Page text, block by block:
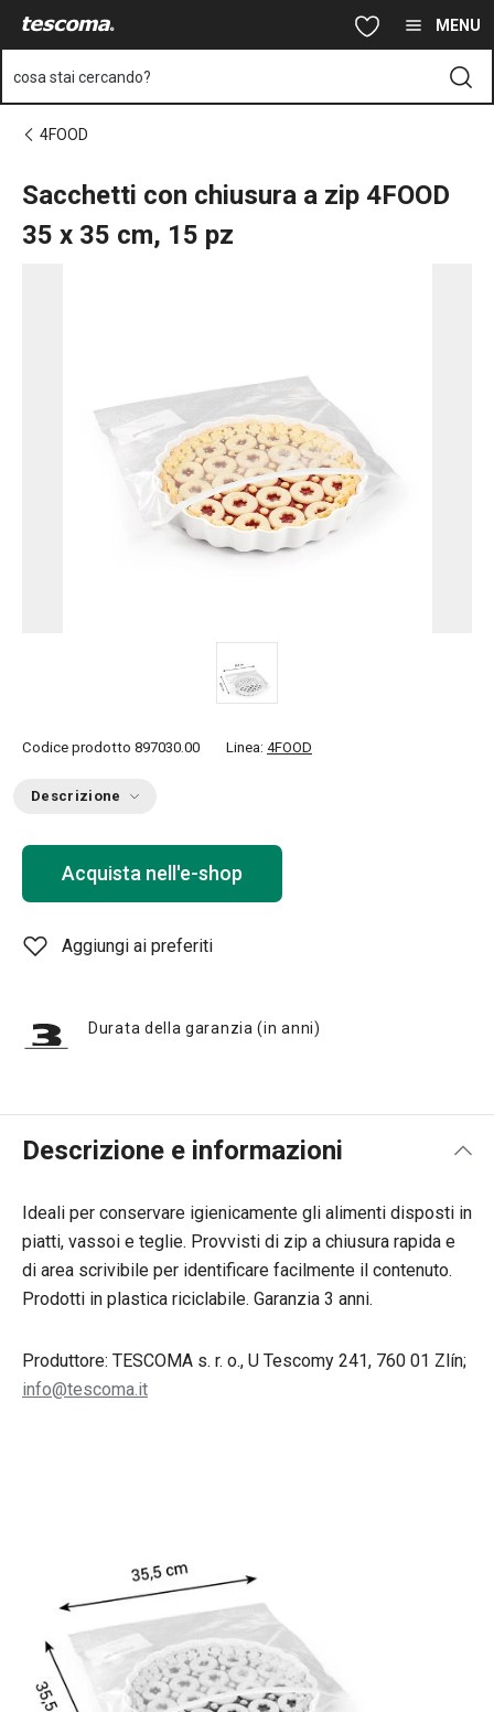
Vai al contenuto principale MENU
cosa stai cercando?
4FOOD
Sacchetti con chiusura a zip 4FOOD
35 x 35 cm, 15 pz
Codice prodotto 897030.00 Linea: 4FOOD
Descrizione
Acquista nell'e-shop
Aggiungi ai preferiti
Durata della garanzia (in anni)
Descrizione e informazioni
Ideali per conservare igienicamente gli alimenti disposti in
piatti, vassoi e teglie. Provvisti di zip a chiusura rapida e
di area scrivibile per identificare facilmente il contenuto.
Prodotti in plastica riciclabile. Garanzia 3 anni.
Produttore: TESCOMA s. r. o., U Tescomy 241, 760 01 Zlín;
info@tescoma.it